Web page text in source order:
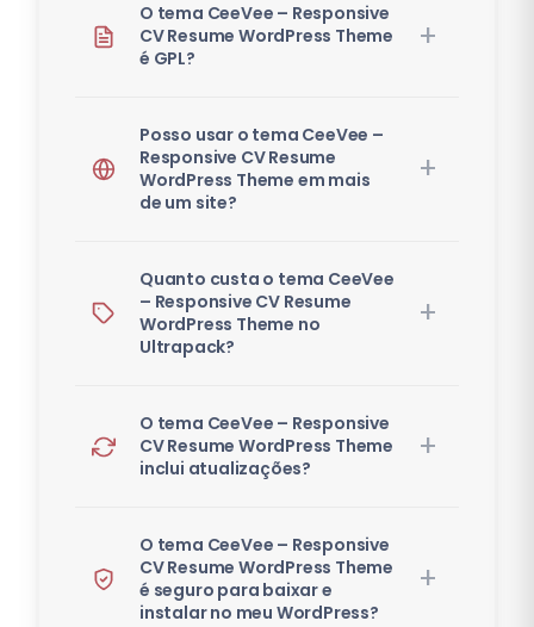
O tema CeeVee – Responsive
CV Resume WordPress Theme
é GPL?
Posso usar o tema CeeVee –
Responsive CV Resume
WordPress Theme em mais
de um site?
Quanto custa o tema CeeVee
– Responsive CV Resume
WordPress Theme no
Ultrapack?
O tema CeeVee – Responsive
CV Resume WordPress Theme
inclui atualizações?
O tema CeeVee – Responsive
CV Resume WordPress Theme
é seguro para baixar e
instalar no meu WordPress?